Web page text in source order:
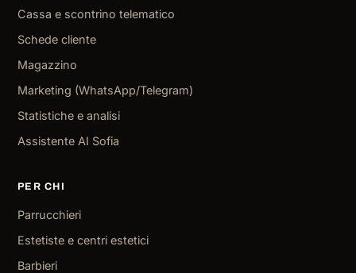
Cassa e scontrino telematico
Schede cliente
Magazzino
Marketing (WhatsApp/Telegram)
Statistiche e analisi
Assistente AI Sofia
PER CHI
Parrucchieri
Estetiste e centri estetici
Barbieri